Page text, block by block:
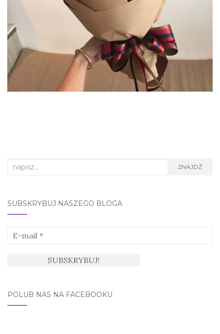
Search
ZNAJDŹ
SUBSKRYBUJ NASZEGO BLOGA
POLUB NAS NA FACEBOOKU